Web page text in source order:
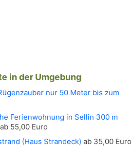
in der Umgebung
nur 50 Meter bis zum
Ferienwohnung in Sellin 300 m
ab 55,00 Euro
(Haus Strandeck) ab 35,00 Euro